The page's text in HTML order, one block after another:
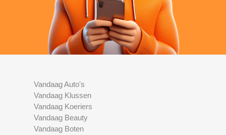
Vandaag Auto's
Vandaag Klussen
Vandaag Koeriers
Vandaag Beauty
Vandaag Boten